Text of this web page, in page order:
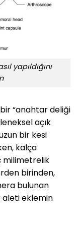
yapıldığını
“anahtar deliği
açık
bir kesi
kalça
milimetrelik
birinden,
bulunan
aleti eklemin